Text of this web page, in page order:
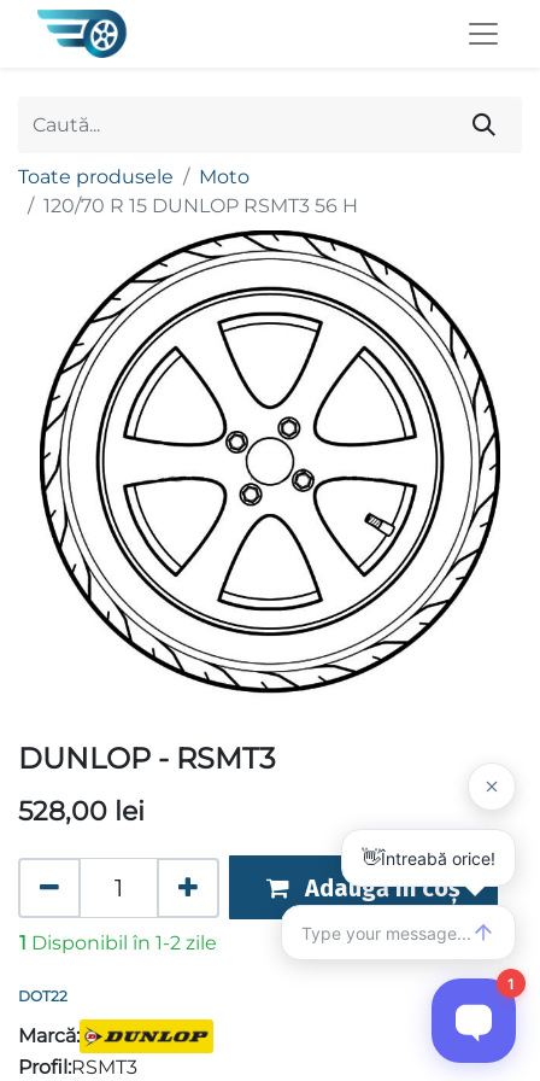
Toate produsele
Moto
120/70 R 15 DUNLOP RSMT3 56 H
DUNLOP - RSMT3
528,00 lei
Adaugă în coș
1 Disponibil în 1-2 zile
Marcă:
Profil:RSMT3
DOT22